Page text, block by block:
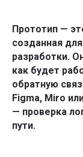
Прототип —
созданная
разработки.
как будет
обратную
Figma, Miro
— проверка
пути.
которую